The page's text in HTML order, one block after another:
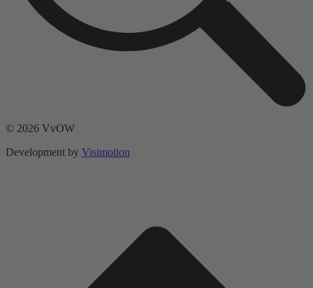
© 2026 VvOW
Development by Visimotion